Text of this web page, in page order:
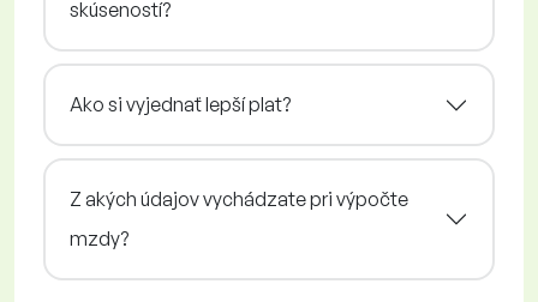
skúseností?
Ako si vyjednať lepší plat?
Z akých údajov vychádzate pri výpočte
mzdy?